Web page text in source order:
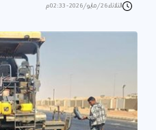
الثلاثاء 26/مايو/2026 - 02:33 م